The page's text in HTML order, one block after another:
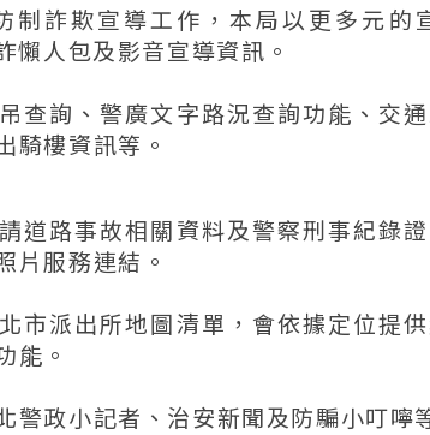
制詐欺宣導工作，本局以更多元的
懶人包及影音宣導資訊。
查詢、警廣文字路況查詢功能、交
騎樓資訊等。
道路事故相關資料及警察刑事紀錄
片服務連結。
市派出所地圖清單，會依據定位提
能。
警政小記者、治安新聞及防騙小叮嚀